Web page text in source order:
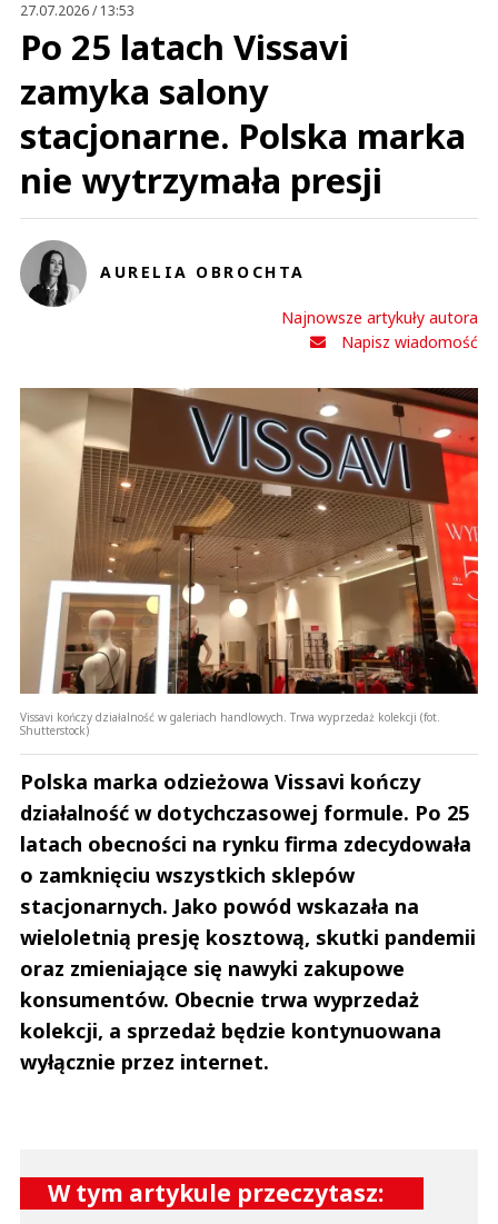
27.07.2026 / 13:53
Po 25 latach Vissavi
zamyka salony
stacjonarne. Polska marka
nie wytrzymała presji
AURELIA OBROCHTA
Najnowsze artykuły autora
Napisz wiadomość
Vissavi kończy działalność w galeriach handlowych. Trwa wyprzedaż kolekcji (fot.
Shutterstock)
Polska marka odzieżowa Vissavi kończy
działalność w dotychczasowej formule. Po 25
latach obecności na rynku firma zdecydowała
o zamknięciu wszystkich sklepów
stacjonarnych. Jako powód wskazała na
wieloletnią presję kosztową, skutki pandemii
oraz zmieniające się nawyki zakupowe
konsumentów. Obecnie trwa wyprzedaż
kolekcji, a sprzedaż będzie kontynuowana
wyłącznie przez internet.
W tym artykule przeczytasz: